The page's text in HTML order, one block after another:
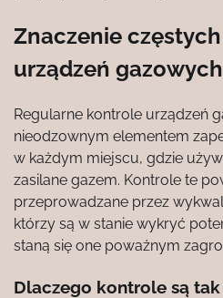
Znaczenie
urządzeń gazowych
Regularne kontrole urządzeń
nieodzownym elementem
w każdym miejscu, gdzie
zasilane gazem. Kontrole te
przeprowadzane przez
którzy są w stanie wykryć
staną się one poważnym
Dlaczego kontrole są tak